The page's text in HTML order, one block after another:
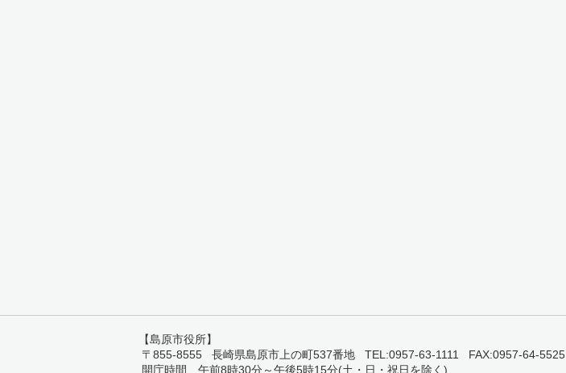
【島原市役所】
〒855-8555 長崎県島原市上の町537番地 TEL:0957-63-1111 FAX:0957-64-5525
開庁時間 午前8時30分～午後5時15分(土・日・祝日を除く)